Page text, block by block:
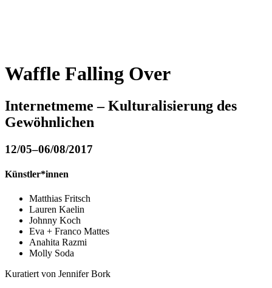
Waffle Falling Over
Internetmeme – Kulturalisierung des
Gewöhnlichen
12/05–06/08/2017
Künstler*innen
Matthias Fritsch
Lauren Kaelin
Johnny Koch
Eva + Franco Mattes
Anahita Razmi
Molly Soda
Kuratiert von Jennifer Bork